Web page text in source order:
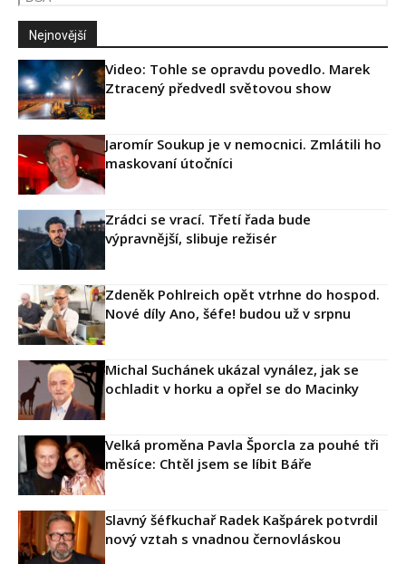
Nejnovější
Video: Tohle se opravdu povedlo. Marek
Ztracený předvedl světovou show
Jaromír Soukup je v nemocnici. Zmlátili ho
maskovaní útočníci
Zrádci se vrací. Třetí řada bude
výpravnější, slibuje režisér
Zdeněk Pohlreich opět vtrhne do hospod.
Nové díly Ano, šéfe! budou už v srpnu
Michal Suchánek ukázal vynález, jak se
ochladit v horku a opřel se do Macinky
Velká proměna Pavla Šporcla za pouhé tři
měsíce: Chtěl jsem se líbit Báře
Slavný šéfkuchař Radek Kašpárek potvrdil
nový vztah s vnadnou černovláskou